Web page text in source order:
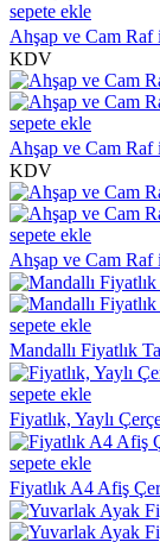
sepete ekle
Ahşap ve Cam Raf
KDV
sepete ekle
Ahşap ve Cam Raf
KDV
sepete ekle
Ahşap ve Cam Raf
sepete ekle
Mandallı Fiyatlık
sepete ekle
Fiyatlık, Yaylı
sepete ekle
Fiyatlık A4 Afiş